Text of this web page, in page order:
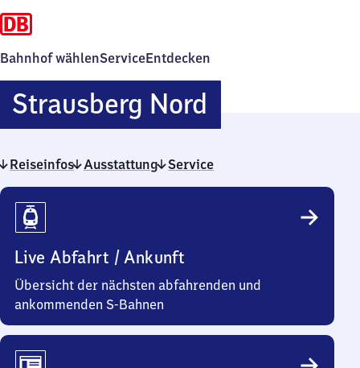
Bahnhof wählenServiceEntdecken
Strausberg Nord
Nord
Reiseinfos Ausstattung Service
Reiseinfos
Live Abfahrt / Ankunft
Übersicht der nächsten abfahrenden und
ankommenden S-Bahnen